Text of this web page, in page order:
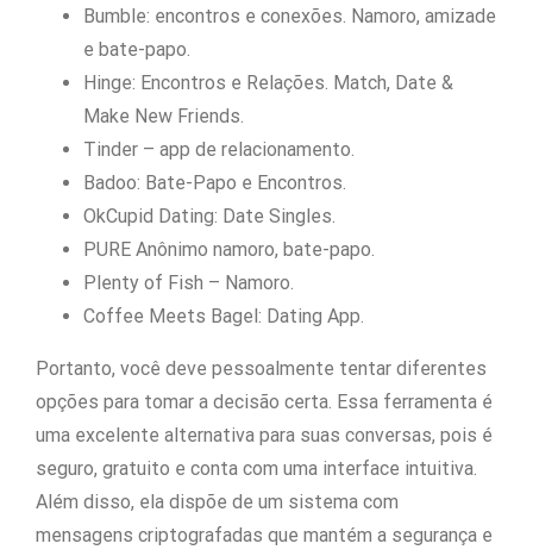
Bumble: encontros e conexões. Namoro, amizade
e bate-papo.
Hinge: Encontros e Relações. Match, Date &
Make New Friends.
Tinder – app de relacionamento.
Badoo: Bate-Papo e Encontros.
OkCupid Dating: Date Singles.
PURE Anônimo namoro, bate-papo.
Plenty of Fish – Namoro.
Coffee Meets Bagel: Dating App.
Portanto, você deve pessoalmente tentar diferentes
opções para tomar a decisão certa. Essa ferramenta é
uma excelente alternativa para suas conversas, pois é
seguro, gratuito e conta com uma interface intuitiva.
Além disso, ela dispõe de um sistema com
mensagens criptografadas que mantém a segurança e